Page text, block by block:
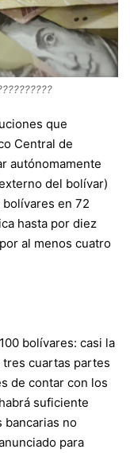
que
Central de
autónomamente
del bolívar)
en 72
hasta por diez
al menos cuatro
bolívares: casi la
cuartas partes
de contar con los
suficiente
bancarias no
para